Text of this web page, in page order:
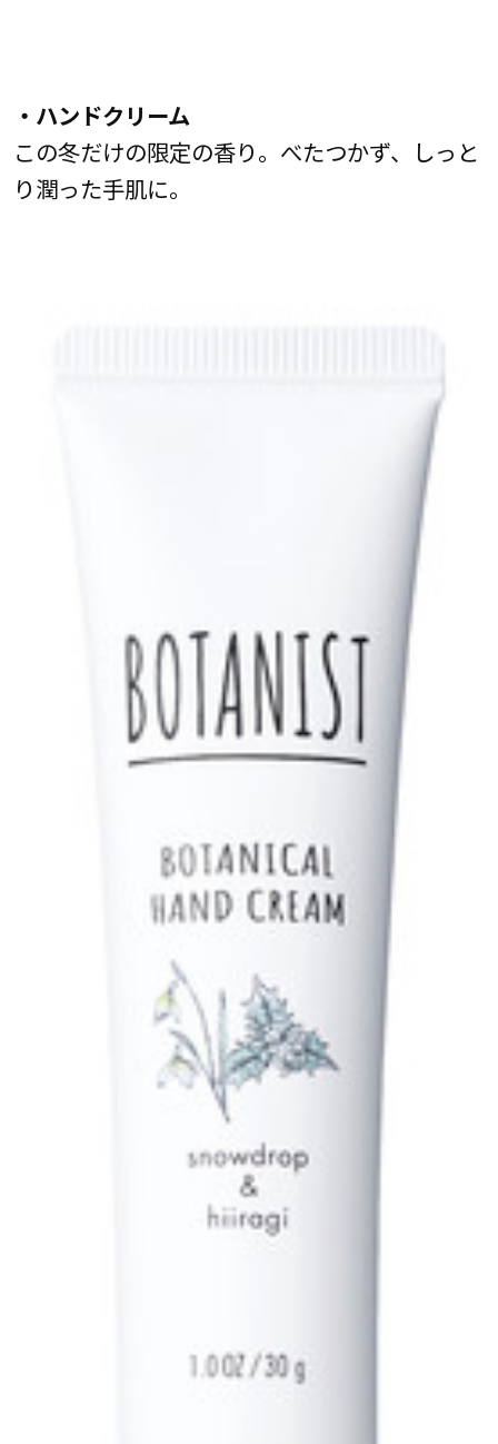
・ハンドクリーム
この冬だけの限定の香り。べたつかず、しっと
り潤った手肌に。